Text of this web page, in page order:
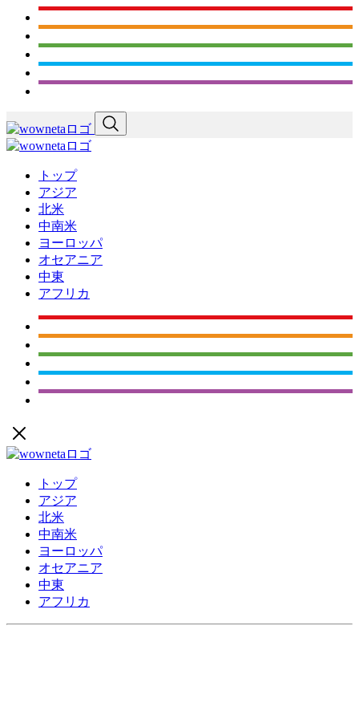
トップ
アジア
北米
中南米
ヨーロッパ
オセアニア
中東
アフリカ
トップ
アジア
北米
中南米
ヨーロッパ
オセアニア
中東
アフリカ